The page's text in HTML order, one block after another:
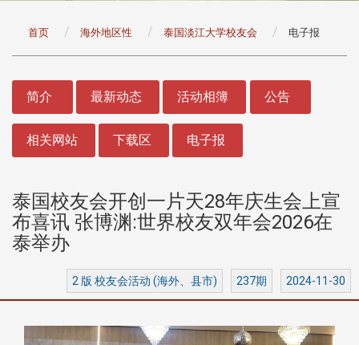
首页 海外地区性 泰国淡江大学校友会 电子报
简介 最新动态 活动相簿 公告
相关网站 下载区 电子报
泰国校友会开创一片天28年庆生会上宣
布喜讯 张博渊:世界校友双年会2026在
泰举办
2 版 校友会活动 (海外、县市) 237期 2024-11-30